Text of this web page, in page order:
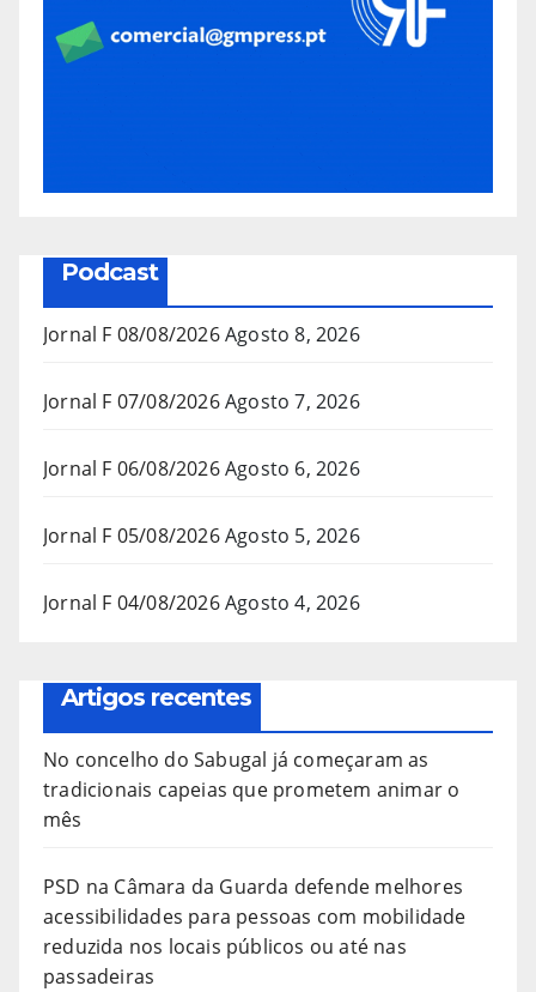
Podcast
Jornal F 08/08/2026Agosto 8, 2026
Jornal F 07/08/2026Agosto 7, 2026
Jornal F 06/08/2026Agosto 6, 2026
Jornal F 05/08/2026Agosto 5, 2026
Jornal F 04/08/2026Agosto 4, 2026
Artigos recentes
No concelho do Sabugal já começaram as
tradicionais capeias que prometem animar o
mês
PSD na Câmara da Guarda defende melhores
acessibilidades para pessoas com mobilidade
reduzida nos locais públicos ou até nas
passadeiras